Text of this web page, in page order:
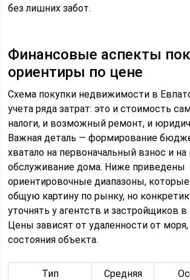
без лишних забот.
Финансовые аспекты
ориентиры по цене
Схема покупки недвижимости в
учета ряда затрат: это и стоимость
налоги, и возможный ремонт, и
Важная деталь — формирование
хватало на первоначальный взнос и
обслуживание дома. Ниже приведены
ориентировочные диапазоны,
общую картину по рынку, но
уточнять у агентств и застройщиков
Цены зависят от удаленности от
состояния объекта.
Тип
Средняя